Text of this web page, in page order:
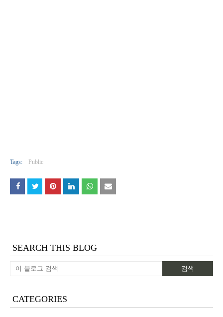
Tags: Public
SEARCH THIS BLOG
CATEGORIES